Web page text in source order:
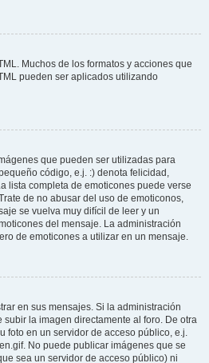
Muchos de los formatos y acciones que
pueden ser aplicados utilizando
que pueden ser utilizadas para
código, e.j. :) denota felicidad,
lista completa de emoticones puede verse
de no abusar del uso de emoticonos,
se vuelva muy difícil de leer y un
del mensaje. La administración
de emoticones a utilizar en un mensaje.
en sus mensajes. Si la administración
la imagen directamente al foro. De otra
foto en un servidor de acceso público, e.j.
No puede publicar imágenes que se
sea un servidor de acceso público) ni